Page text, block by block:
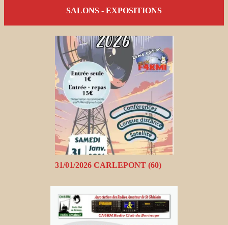
SALONS - EXPOSITIONS
31/01/2026 CARLEPONT (60)